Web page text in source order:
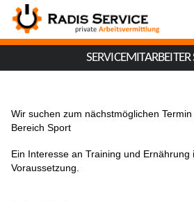
SERVICEMITARBEITER
Wir suchen zum nächstmöglichen
Bereich Sport
Ein Interesse an Training und Ernährung
Voraussetzung.